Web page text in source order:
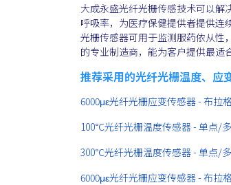
大成永盛光纤光栅传感技术可以解
呼吸率，为医疗保健提供者提供连
光栅传感器可用于监测服药依从性
的专业制造商，能为客户提供最适
推荐采用的光纤光栅温度、应
6000με光纤光栅应变传感器 - 布拉
100℃光纤光栅温度传感器 - 单点/
300℃光纤光栅温度传感器 - 单点/
6000με光纤光栅应变传感器 - 布拉